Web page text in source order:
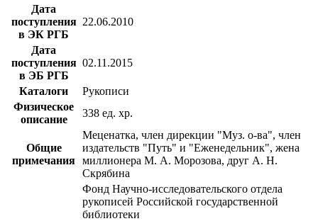
Дата
поступления
в ЭК РГБ
22.06.2010
Дата
поступления
в ЭБ РГБ
02.11.2015
Каталоги
Рукописи
Физическое
описание
338 ед. хр.
Общие
примечания
Меценатка, член дирекции "Муз. о-ва", член
издательств "Путь" и "Еженедельник", жена
миллионера М. А. Морозова, друг А. Н.
Скрябина
Фонд Научно-исследовательского отдела
рукописей Российской государственной
библиотеки